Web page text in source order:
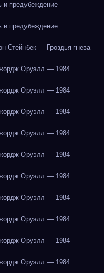
предубеждение
предубеждение
Стейнбек — Гроздья гнева
Оруэлл — 1984
Оруэлл — 1984
Оруэлл — 1984
Оруэлл — 1984
Оруэлл — 1984
Оруэлл — 1984
Оруэлл — 1984
Оруэлл — 1984
Оруэлл — 1984
Оруэлл — 1984